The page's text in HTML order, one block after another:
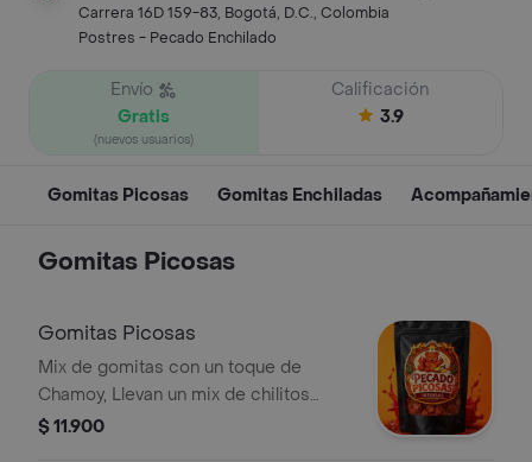
Carrera 16D 159-83, Bogotá, D.C., Colombia
Postres - Pecado Enchilado
Envío
Gratis
(nuevos usuarios)
Calificación
3.9
Gomitas Picosas Gomitas Enchiladas
Gomitas Picosas
Gomitas Picosas
Mix de gomitas con un toque de
Chamoy, Llevan un mix de chilitos
extra picantes para el máximo picor.
$ 11.900